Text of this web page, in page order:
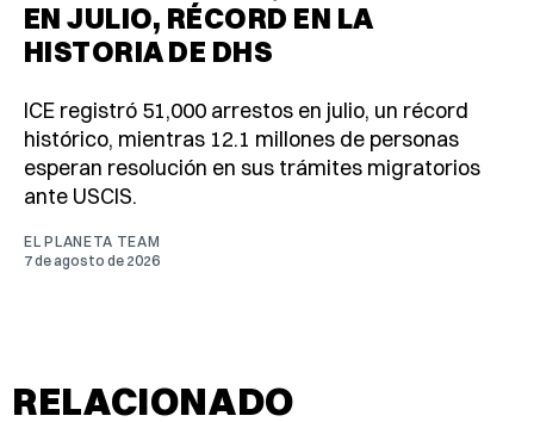
EN JULIO, RÉCORD EN LA
HISTORIA DE DHS
ICE registró 51,000 arrestos en julio, un récord
histórico, mientras 12.1 millones de personas
esperan resolución en sus trámites migratorios
ante USCIS.
EL PLANETA TEAM
7 de agosto de 2026
RELACIONADO